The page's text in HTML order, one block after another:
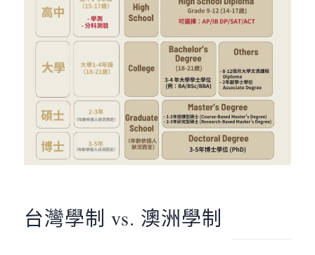
台灣學制 vs. 澳洲學制